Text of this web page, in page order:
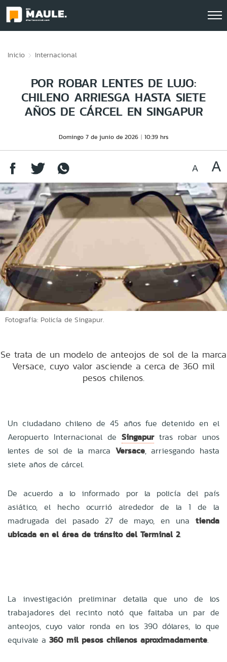
Inicio Internacional
POR ROBAR LENTES DE LUJO:
CHILENO ARRIESGA HASTA SIETE
AÑOS DE CÁRCEL EN SINGAPUR
Domingo 7 de junio de 2026 10:39 hrs
Fotografía: Policía de Singapur.
Se trata de un modelo de anteojos de sol de la marca
Versace, cuyo valor asciende a cerca de 360 mil
pesos chilenos.
Un ciudadano chileno de 45 años fue detenido en el
Aeropuerto Internacional de Singapurtras robar unos
lentes de sol de la marca Versace, arriesgando hasta
siete años de cárcel.
De acuerdo a lo informado por la policía del país
asiático, el hecho ocurrió alrededor de la 1 de la
madrugada del pasado 27 de mayo, en una tienda
ubicada en el área de tránsito del Terminal 2.
La investigación preliminar detalla que uno de los
trabajadores del recinto notó que faltaba un par de
anteojos, cuyo valor ronda en los 390 dólares, lo que
equivale a 360 mil pesos chilenos aproximadamente.